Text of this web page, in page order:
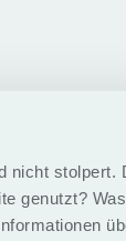
nicht stolpert.
genutzt?